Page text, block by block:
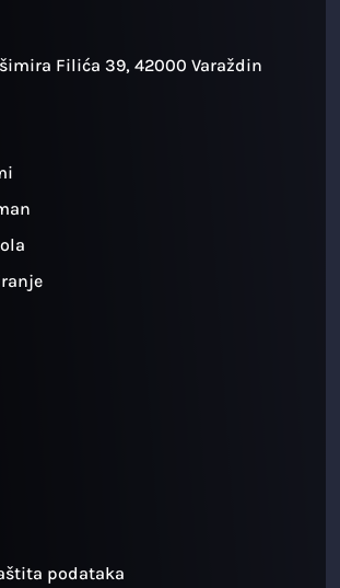
Filića 39, 42000 Varaždin
podataka